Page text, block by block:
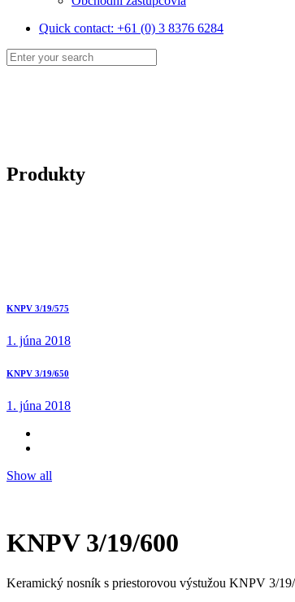
Quick contact: +61 (0) 3 8376 6284
Produkty
KNPV 3/19/575
1. júna 2018
KNPV 3/19/650
1. júna 2018
Show all
KNPV 3/19/600
Keramický nosník s priestorovou výstužou KNPV 3/